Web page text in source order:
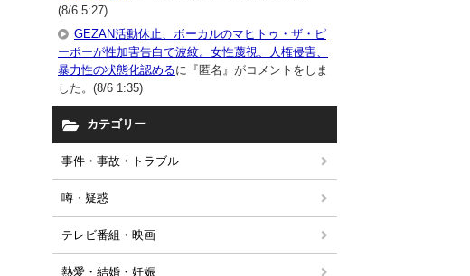
(8/6 5:27)
GEZAN活動休止、ボーカルのマヒトゥ・ザ・ピ
ーポーが性加害告白で波紋。女性蔑視、人権侵害、
暴力性の状態化認めるに『匿名』がコメントをしま
した。(8/6 1:35)
カテゴリー
事件・事故・トラブル
噂・疑惑
テレビ番組・映画
熱愛・結婚・妊娠